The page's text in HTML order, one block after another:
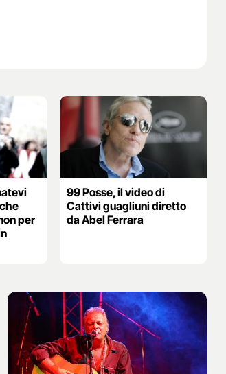
per
99 Posse, il video di
Cattivi guagliuni diretto
da Abel Ferrara